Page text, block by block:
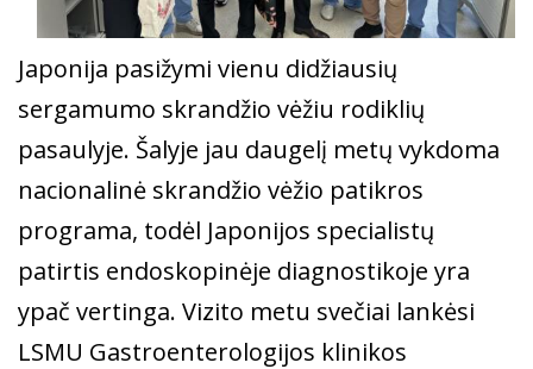
Japonija pasižymi vienu didžiausių
sergamumo skrandžio vėžiu rodiklių
pasaulyje. Šalyje jau daugelį metų vykdoma
nacionalinė skrandžio vėžio patikros
programa, todėl Japonijos specialistų
patirtis endoskopinėje diagnostikoje yra
ypač vertinga. Vizito metu svečiai lankėsi
LSMU Gastroenterologijos klinikos